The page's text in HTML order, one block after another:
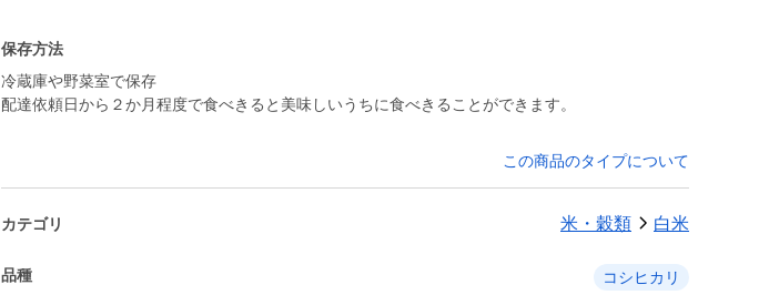
保存方法
冷蔵庫や野菜室で保存
配達依頼日から２か月程度で食べきると美味しいうちに食べきることができます。
この商品のタイプについて
カテゴリ 米・穀類 白米
品種 コシヒカリ